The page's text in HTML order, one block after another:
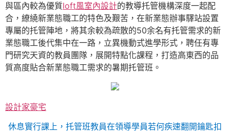
與區內較為優質loft風室內設計的教導托管機構深度一起配
合，繚繞新業態職工的特色及艱苦，在新業態辦事驛站設置
專屬的托管陣地，將其余較為疏散的50余名有托管需求的新
業態職工後代集中在一路，立異機動式進學形式，聘任有專
門研究天資的教員團隊，展開特點化課程，打造高東西的品
質高度貼合新業態職工需求的暑期托管班。
設計家豪宅
休息實行課上，托管班教員在領導學員若何疾速翻開鑰匙扣